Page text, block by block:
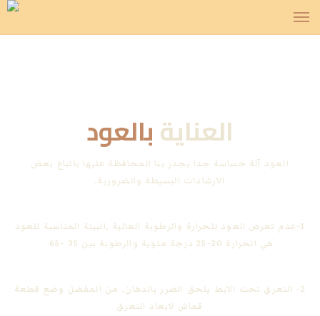
العنايةبالعود
العود آلة حساسة جدا يجدر بنا المحافظة عليها باتباع بعض
الارشادات البسيطة والضرورية.
1-عدم تعرض العود للحرارة والرطوبة العالية ,البيئة المناسبة للعود
هي الحرارة 20-25 درجة مئوية والرطوبة بين 35 -65
2- التعرق تحت الابط يلحق الضرر بالدهان, من المفضل وضع قطعة
قماش لابعاد التعرق